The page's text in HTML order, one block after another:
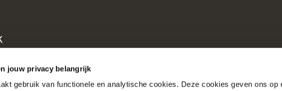
jouw privacy belangrijk
gebruik van functionele en analytische cookies. Deze cookies geven ons op